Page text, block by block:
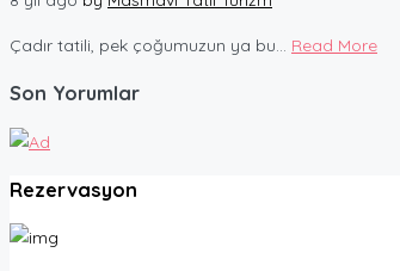
Çadır tatili, pek çoğumuzun ya bu... Read More
Son Yorumlar
Rezervasyon